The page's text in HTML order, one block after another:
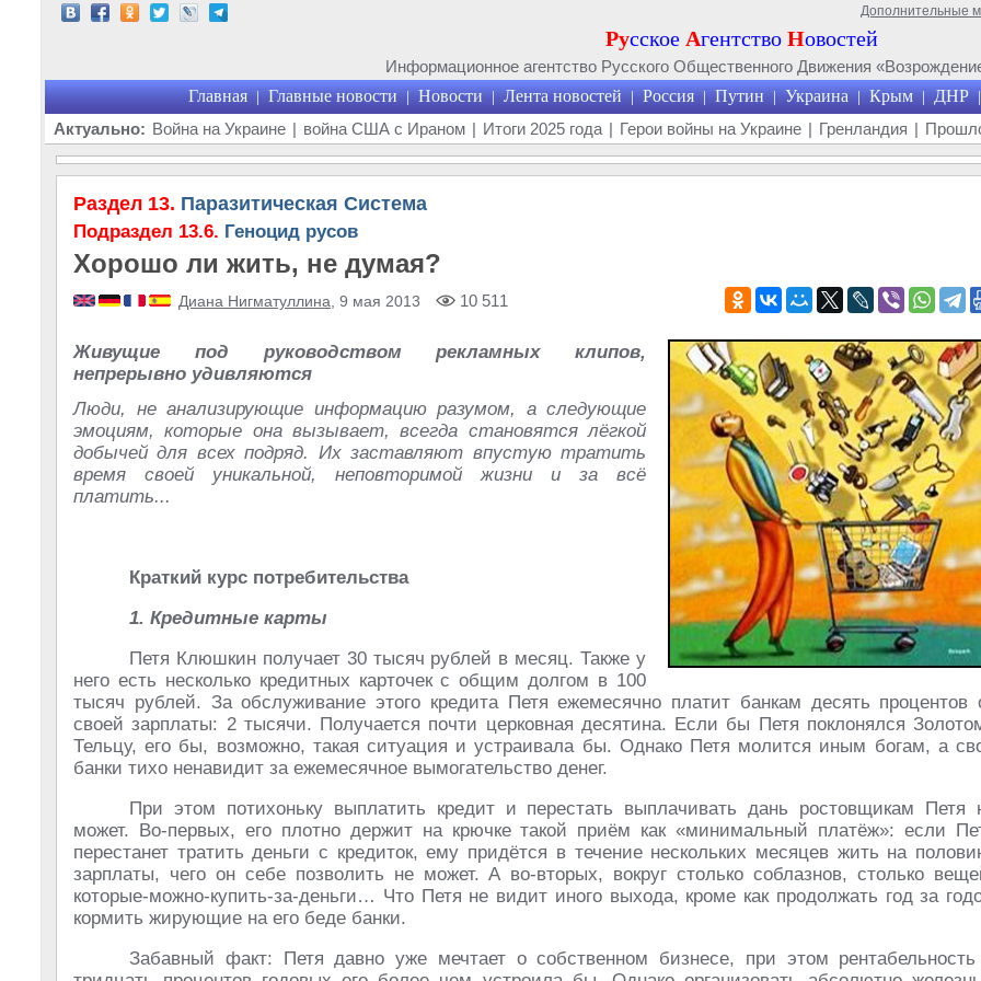
Дополнительные
Русское Агентство Новостей
Информационное агентство Русского Общественного Движения
Главная | Главные новости | Новости | Лента новостей | Россия | Путин | Украина | Крым | ДНР |
Актуально: Война на Украине | война США с Ираном | Итоги 2025 года | Герои войны на Украине | Гренландия |
Раздел 13. Паразитическая Система
Подраздел 13.6. Геноцид русов
Хорошо ли жить, не думая?
Диана Нигматуллина , 9 мая 2013 10 511
Живущие под руководством рекламных клипов,
непрерывно удивляются
Люди, не анализирующие информацию разумом, а следующие
эмоциям, которые она вызывает, всегда становятся лёгкой
добычей для всех подряд. Их заставляют впустую тратить
время своей уникальной, неповторимой жизни и за всё
платить...
Краткий курс потребительства
1. Кредитные карты
Петя Клюшкин получает 30 тысяч рублей в месяц. Также у
него есть несколько кредитных карточек с общим долгом в 100
тысяч рублей. За обслуживание этого кредита Петя ежемесячно платит банкам десять процентов
своей зарплаты: 2 тысячи. Получается почти церковная десятина. Если бы Петя поклонялся
Тельцу, его бы, возможно, такая ситуация и устраивала бы. Однако Петя молится иным богам, а
банки тихо ненавидит за ежемесячное вымогательство денег.
При этом потихоньку выплатить кредит и перестать выплачивать дань ростовщикам Петя
может. Во-первых, его плотно держит на крючке такой приём как «минимальный платёж»: если
перестанет тратить деньги с кредиток, ему придётся в течение нескольких месяцев жить на
зарплаты, чего он себе позволить не может. А во-вторых, вокруг столько соблазнов, столько
которые-можно-купить-за-деньги… Что Петя не видит иного выхода, кроме как продолжать год за
кормить жирующие на его беде банки.
Забавный факт: Петя давно уже мечтает о собственном бизнесе, при этом